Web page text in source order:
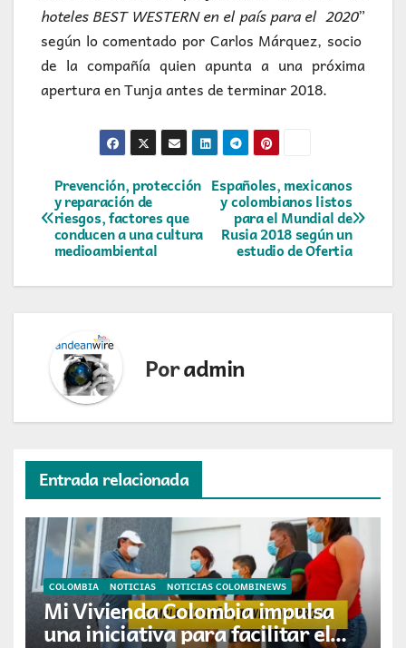
hoteles BEST WESTERN en el país para el 2020”
según lo comentado por Carlos Márquez, socio
de la compañía quien apunta a una próxima
apertura en Tunja antes de terminar 2018.
Navegación
de
entradas
Españoles, mexicanos
y colombianos listos
para el Mundial de
Rusia 2018 según un
estudio de Ofertia
Prevención, protección
y reparación de
riesgos, factores que
conducen a una cultura
medioambiental
Poradmin
Entrada relacionada
COLOMBIA NOTICIAS NOTICIAS COLOMBINEWS
Mi Vivienda Colombia impulsa
una iniciativa para facilitar el